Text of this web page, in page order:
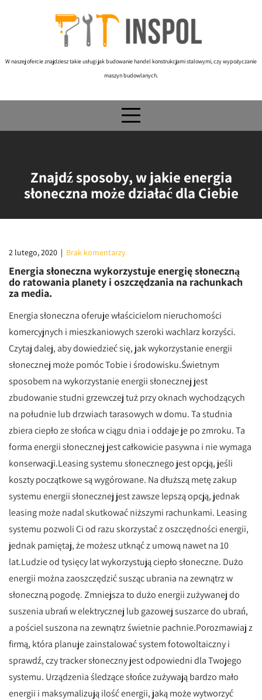
W naszej ofercie znajdziesz takie usługi jak budowanie handel konstrukcjami stalowymi, czy wypożyczanie
maszyn budowlanych.
Znajdź sposoby, w jakie energia
słoneczna może działać dla Ciebie
2 lutego, 2020 | Brak komentarzy
Energia słoneczna wykorzystuje energię słoneczną
do ratowania planety i oszczędzania na rachunkach
za media.
Energia słoneczna oferuje właścicielom nieruchomości
komercyjnych i mieszkaniowych szeroki wachlarz korzyści.
Czytaj dalej, aby dowiedzieć się, jak wykorzystanie energii
słonecznej może pomóc Tobie i środowisku.Świetnym
sposobem na wykorzystanie energii słonecznej jest
zbudowanie studni grzewczej tuż przy oknach wychodzących
na południe lub drzwiach tarasowych w domu. Ta studnia
zbiera ciepło ze słońca w ciągu dnia i oddaje je po zmroku. Ta
forma energii słonecznej jest całkowicie pasywna i nie wymaga
konserwacji.Leasing systemu słonecznego jest opcją, jeśli
koszty początkowe są wygórowane. Na dłuższą metę zakup
systemu energii słonecznej jest zawsze lepszą opcją, jednak
leasing może nadal skutkować niższymi rachunkami. Leasing
systemu pozwoli Ci od razu skorzystać z oszczędności energii,
jednak pamiętaj, że możesz utknąć z umową nawet na 10
lat.Ludzie od tysięcy lat wykorzystują ciepło słoneczne. Dużo
energii można zaoszczędzić susząc ubrania na zewnątrz w
słoneczną pogodę. Zmniejsza to dużo energii zużywanej do
suszenia ubrań w elektrycznej lub gazowej suszarce do ubrań,
a pościel suszona na zewnątrz świetnie pachnie.Porozmawiaj z
firmą, która planuje zainstalować system fotowoltaiczny i
sprawdź, czy tracker słoneczny jest odpowiedni dla Twojego
systemu. Urządzenia śledzące słońce zużywają bardzo mało
energii i maksymalizują ilość energii, jaką może wytworzyć